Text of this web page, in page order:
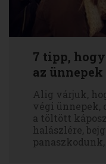
7 tipp,
az
Alig várjuk,
végi ünnepek,
a töltött
halászlére,